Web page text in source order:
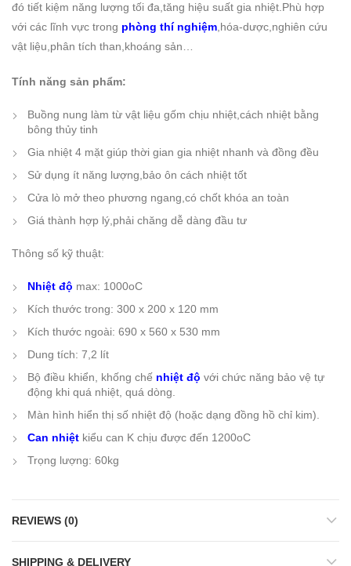
đó tiết kiệm năng lượng tối đa,tăng hiệu suất gia nhiệt.Phù hợp
với các lĩnh vực trong phòng thí nghiệm,hóa-dược,nghiên cứu
vật liệu,phân tích than,khoáng sản…
Tính năng sản phẩm:
Buồng nung làm từ vật liệu gốm chịu nhiệt,cách nhiệt bằng
bông thủy tinh
Gia nhiệt 4 mặt giúp thời gian gia nhiệt nhanh và đồng đều
Sử dụng ít năng lượng,bảo ôn cách nhiệt tốt
Cửa lò mở theo phương ngang,có chốt khóa an toàn
Giá thành hợp lý,phải chăng dễ dàng đầu tư
Thông số kỹ thuật:
Nhiệt độ max: 1000oC
Kích thước trong: 300 x 200 x 120 mm
Kích thước ngoài: 690 x 560 x 530 mm
Dung tích: 7,2 lít
Bộ điều khiển, khống chế nhiệt độ với chức năng bảo vệ tự
động khi quá nhiệt, quá dòng.
Màn hình hiển thị số nhiệt độ (hoặc dạng đồng hồ chỉ kim).
Can nhiệt kiểu can K chịu được đến 1200oC
Trọng lượng: 60kg
REVIEWS (0)
SHIPPING & DELIVERY